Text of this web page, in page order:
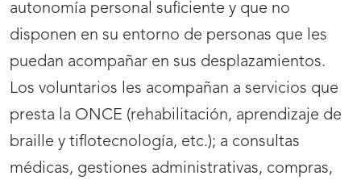
autonomía personal suficiente y que no
disponen en su entorno de personas que les
puedan acompañar en sus desplazamientos.
Los voluntarios les acompañan a servicios que
presta la ONCE (rehabilitación, aprendizaje de
braille y tiflotecnología, etc.); a consultas
médicas, gestiones administrativas, compras,